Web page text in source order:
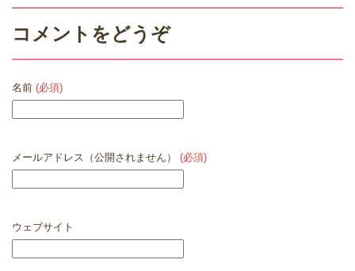
コメントをどうぞ
名前 (必須)
メールアドレス（公開されません） (必須)
ウェブサイト